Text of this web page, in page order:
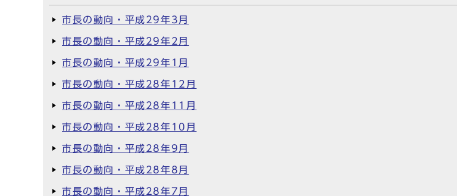
市長の動向・平成29年3月
市長の動向・平成29年2月
市長の動向・平成29年1月
市長の動向・平成28年12月
市長の動向・平成28年11月
市長の動向・平成28年10月
市長の動向・平成28年9月
市長の動向・平成28年8月
市長の動向・平成28年7月